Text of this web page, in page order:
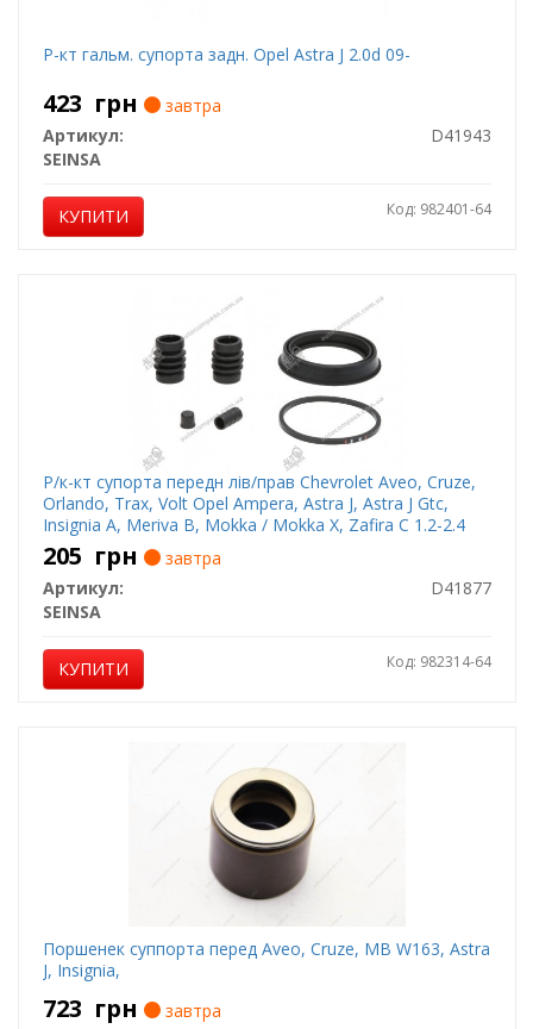
Р-кт гальм. супорта задн. Opel Astra J 2.0d 09-
423 грн
завтра
Артикул:
D41943
SEINSA
КУПИТИ Код: 982401-64
Р/к-кт супорта передн лів/прав Chevrolet Aveo, Cruze,
Orlando, Trax, Volt Opel Ampera, Astra J, Astra J Gtc,
Insignia A, Meriva B, Mokka / Mokka X, Zafira C 1.2-2.4
07.08-
205 грн
завтра
Артикул:
D41877
SEINSA
КУПИТИ Код: 982314-64
Поршенек суппорта перед Aveo, Cruze, MB W163, Astra
J, Insignia,
723 грн завтра